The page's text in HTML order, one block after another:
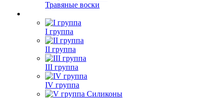
Травяные воски
I группа
II группа
III группа
IV группа